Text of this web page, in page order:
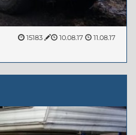
11.08.17
10.08.17
15183